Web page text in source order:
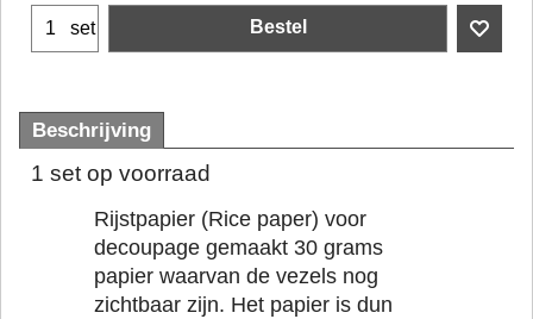
set Bestel
Beschrijving
1 set op voorraad
Rijstpapier (Rice paper) voor
decoupage gemaakt 30 grams
papier waarvan de vezels nog
zichtbaar zijn. Het papier is dun